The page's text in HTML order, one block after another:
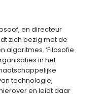
en directeur
zich bezig met de
algoritmes. ‘Filosofie
in het
technologie,
en leidt daar